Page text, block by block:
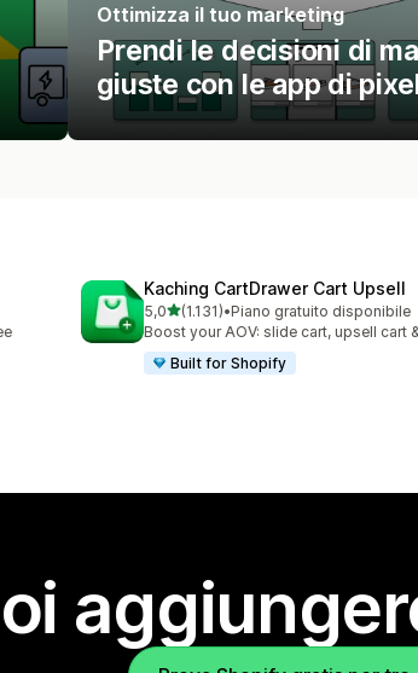
Ottimizza il tuo marketing
Prendi le decisioni di
giuste con le app di
Kaching CartDrawer Cart Upsell
5,0stelle su 5
(1.131)
1131 recensioni totali
•Piano gratuito disponibile
Boost your AOV: slide cart, upsell cart
Built for Shopify